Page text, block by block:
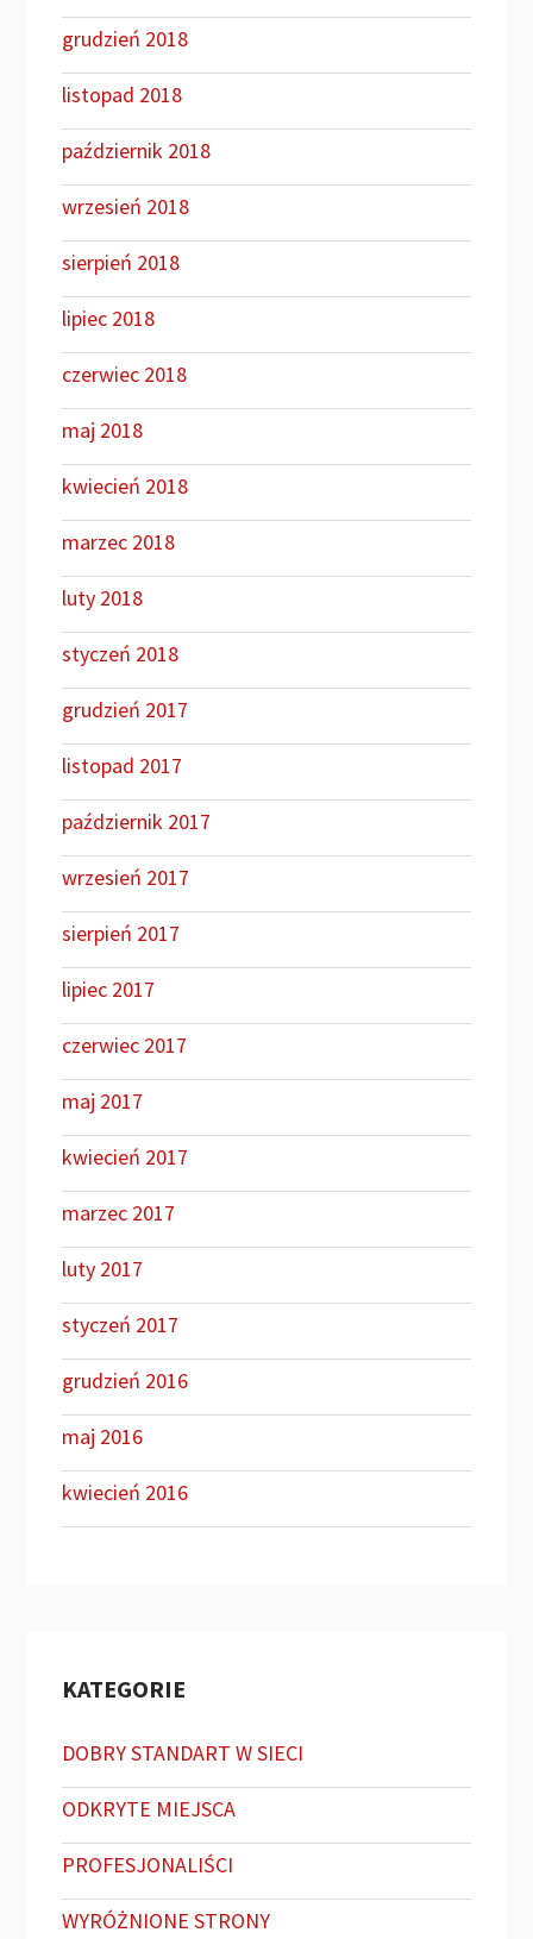
grudzień 2018
listopad 2018
październik 2018
wrzesień 2018
sierpień 2018
lipiec 2018
czerwiec 2018
maj 2018
kwiecień 2018
marzec 2018
luty 2018
styczeń 2018
grudzień 2017
listopad 2017
październik 2017
wrzesień 2017
sierpień 2017
lipiec 2017
czerwiec 2017
maj 2017
kwiecień 2017
marzec 2017
luty 2017
styczeń 2017
grudzień 2016
maj 2016
kwiecień 2016
KATEGORIE
DOBRY STANDART W SIECI
ODKRYTE MIEJSCA
PROFESJONALIŚCI
WYRÓŻNIONE STRONY